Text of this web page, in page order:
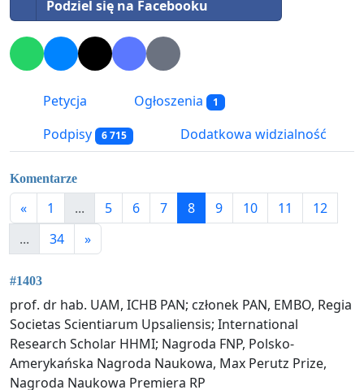
Podziel się na Facebooku
Petycja Ogłoszenia 1
Podpisy 6 715 Dodatkowa widzialność
Komentarze
« 1 ... 5 6 7 8 9 10 11
12
...
34 »
#1403
prof. dr hab. UAM, ICHB PAN; członek PAN, EMBO, Regia
Societas Scientiarum Upsaliensis; International
Research Scholar HHMI; Nagroda FNP, Polsko-
Amerykańska Nagroda Naukowa, Max Perutz Prize,
Nagroda Naukowa Premiera RP